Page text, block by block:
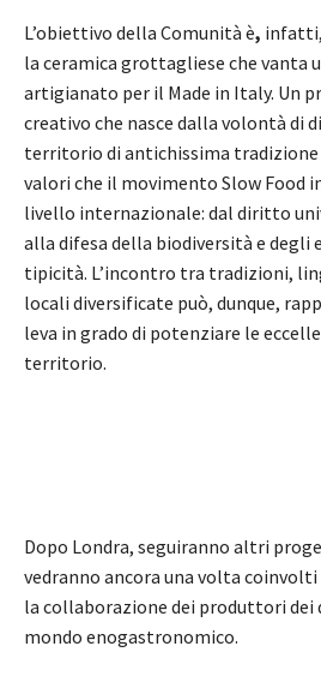
L’obiettivo della Comunità è,
la ceramica grottagliese che vanta
artigianato per il Made in Italy. Un
creativo che nasce dalla volontà di
territorio di antichissima tradizione
valori che il movimento Slow Food
livello internazionale: dal diritto
alla difesa della biodiversità e degli
tipicità. L’incontro tra tradizioni,
locali diversificate può, dunque,
leva in grado di potenziare le
territorio.
Dopo Londra, seguiranno altri
vedranno ancora una volta
la collaborazione dei produttori dei
mondo enogastronomico.